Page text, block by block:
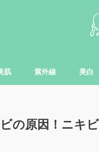
肌 紫外線 美白
の原因！ニキ